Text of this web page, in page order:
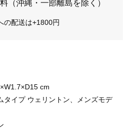
（沖縄・一部離島を除く）
の配送は+1800円
cm
タイプ ウェリントン、メンズモデ